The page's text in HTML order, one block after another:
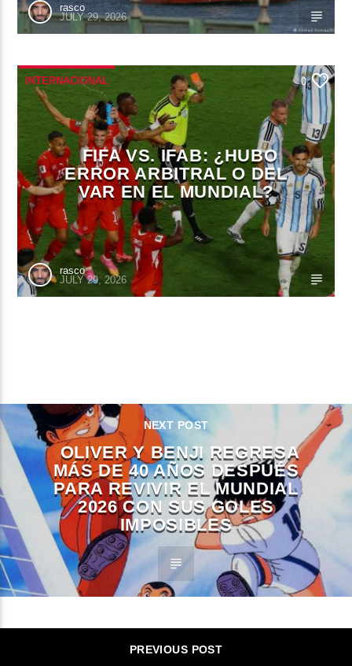
rasco
JULY 29, 2026
INTERNACIONAL 0
FIFA VS. IFAB: ¿HUBO
ERROR ARBITRAL O DEL
VAR EN EL MUNDIAL?
rasco
JULY 29, 2026
NEXT POST
OLIVER Y BENJI REGRESA
MÁS DE 40 AÑOS DESPUÉS
PARA REVIVIR EL MUNDIAL
2026 CON SUS GOLES
IMPOSIBLES
PREVIOUS POST